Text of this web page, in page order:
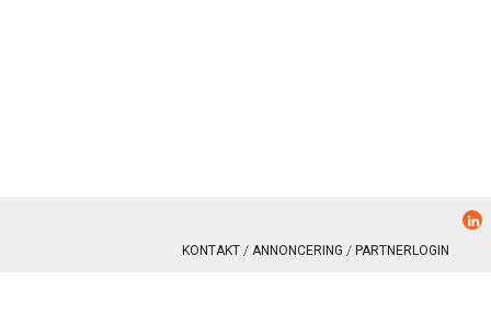
KONTAKT ANNONCERING PARTNERLOGIN